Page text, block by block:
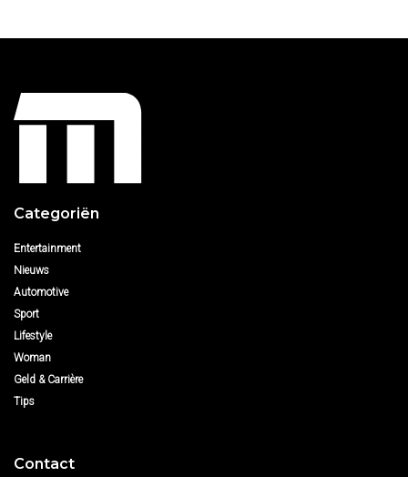
Categoriën
Entertainment
Nieuws
Automotive
Sport
Lifestyle
Woman
Geld & Carrière
Tips
Contact